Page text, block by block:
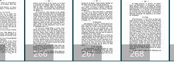
266 267 268